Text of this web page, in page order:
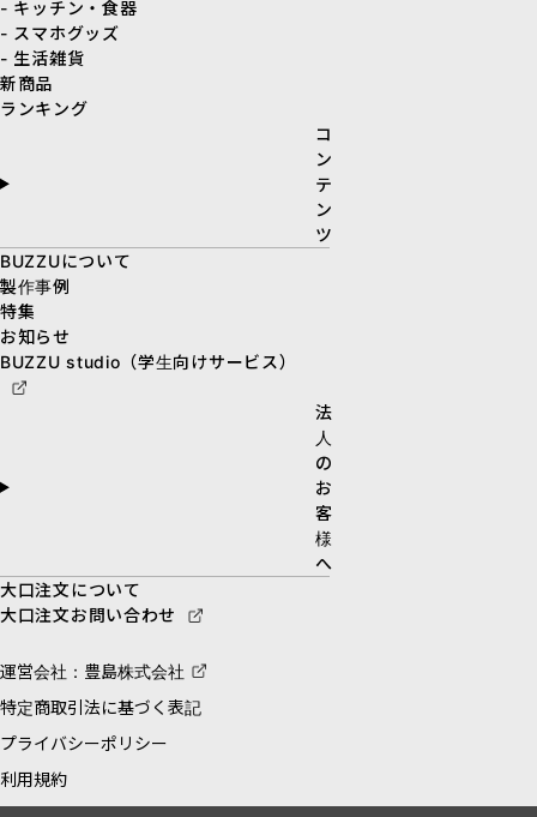
- キッチン・食器
- スマホグッズ
- 生活雑貨
新商品
ランキング
コ
ン
テ
ン
ツ
BUZZUについて
製作事例
特集
お知らせ
BUZZU studio（学生向けサービス）
法
人
の
お
客
様
へ
大口注文について
大口注文お問い合わせ
運営会社：豊島株式会社
特定商取引法に基づく表記
プライバシーポリシー
利用規約